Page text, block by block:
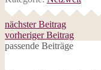
nächster Beitrag
vorheriger Beitrag
passende Beiträge